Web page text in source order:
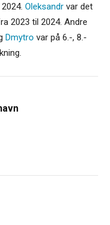
Oleksandr var det
2023 til 2024. Andre
Dmytro var på 6.-, 8.-